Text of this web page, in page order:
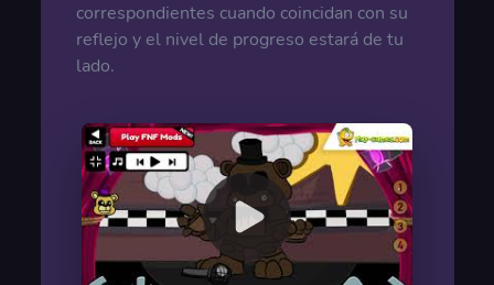
correspondientes cuando coincidan con su
reflejo y el nivel de progreso estará de tu
lado.